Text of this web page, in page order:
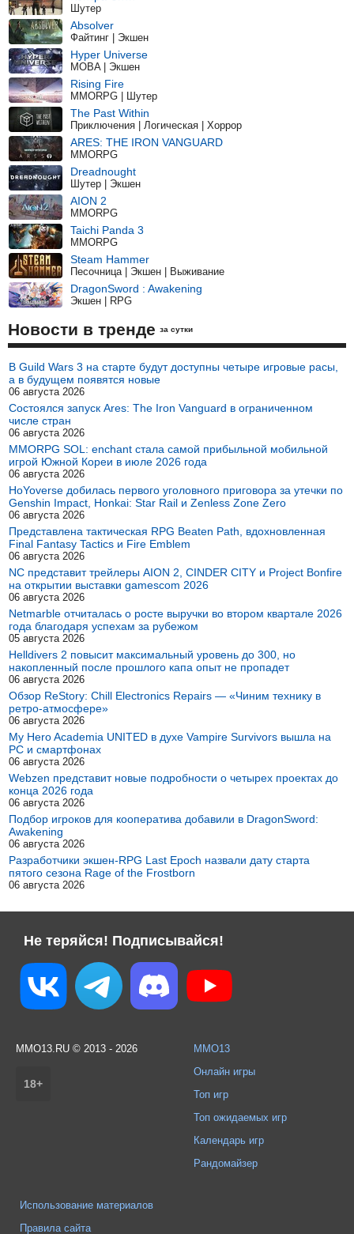
Шутер
Absolver
Файтинг | Экшен
Hyper Universe
MOBA | Экшен
Rising Fire
MMORPG | Шутер
The Past Within
Приключения | Логическая | Хоррор
ARES: THE IRON VANGUARD
MMORPG
Dreadnought
Шутер | Экшен
AION 2
MMORPG
Taichi Panda 3
MMORPG
Steam Hammer
Песочница | Экшен | Выживание
DragonSword : Awakening
Экшен | RPG
Новости в тренде за сутки
В Guild Wars 3 на старте будут доступны четыре игровые расы,
а в будущем появятся новые
06 августа 2026
Состоялся запуск Ares: The Iron Vanguard в ограниченном
числе стран
06 августа 2026
MMORPG SOL: enchant стала самой прибыльной мобильной
игрой Южной Кореи в июле 2026 года
06 августа 2026
HoYoverse добилась первого уголовного приговора за утечки по
Genshin Impact, Honkai: Star Rail и Zenless Zone Zero
06 августа 2026
Представлена тактическая RPG Beaten Path, вдохновленная
Final Fantasy Tactics и Fire Emblem
06 августа 2026
NC представит трейлеры AION 2, CINDER CITY и Project Bonfire
на открытии выставки gamescom 2026
06 августа 2026
Netmarble отчиталась о росте выручки во втором квартале 2026
года благодаря успехам за рубежом
05 августа 2026
Helldivers 2 повысит максимальный уровень до 300, но
накопленный после прошлого капа опыт не пропадет
06 августа 2026
Обзор ReStory: Chill Electronics Repairs — «Чиним технику в
ретро-атмосфере»
06 августа 2026
My Hero Academia UNITED в духе Vampire Survivors вышла на
PC и смартфонах
06 августа 2026
Webzen представит новые подробности о четырех проектах до
конца 2026 года
06 августа 2026
Подбор игроков для кооператива добавили в DragonSword:
Awakening
06 августа 2026
Разработчики экшен-RPG Last Epoch назвали дату старта
пятого сезона Rage of the Frostborn
06 августа 2026
Не теряйся! Подписывайся!
MMO13.RU © 2013 - 2026
18+
MMO13
Онлайн игры
Топ игр
Топ ожидаемых игр
Календарь игр
Рандомайзер
Использование материалов
Правила сайта